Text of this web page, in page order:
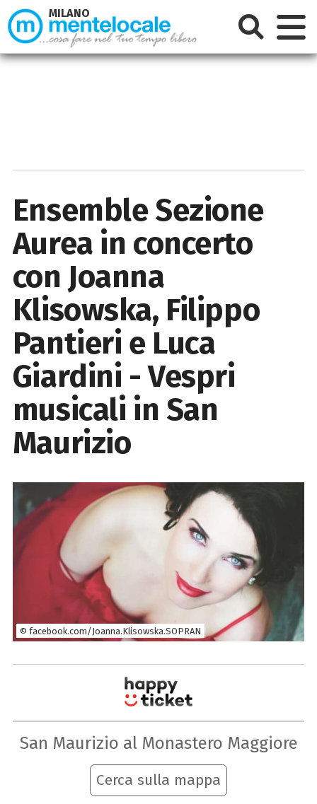
Ensemble Sezione
Aurea in concerto
con Joanna
Klisowska, Filippo
Pantieri e Luca
Giardini - Vespri
musicali in San
Maurizio
© facebook.com/Joanna.Klisowska.SOPRAN
San Maurizio al Monastero Maggiore
Cerca sulla mappa
MILANO